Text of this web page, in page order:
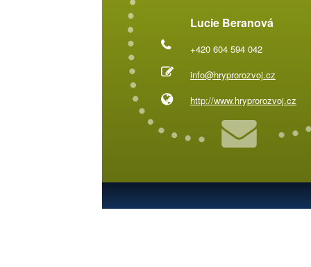
Lucie Beranová
+420 604 594 042
info@hryprorozvoj.cz
http://www.hryprorozvoj.cz